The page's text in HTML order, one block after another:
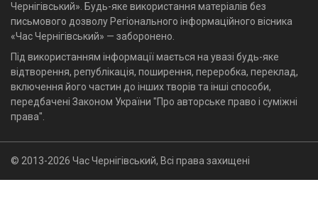
Чернігівський». Будь-яке використання матеріалів без
письмового дозволу Регіонального інформаційного вісника
«Час Чернігівський» — заборонено.
Під використанням інформації мається на увазі будь-яке
відтворення, републікація, поширення, переробка, переклад,
включення його частин до інших творів та інші способи,
передбачені Законом України "Про авторське право і суміжні
права".
© 2013-2026 Час Чернігівський, Всі права захищені